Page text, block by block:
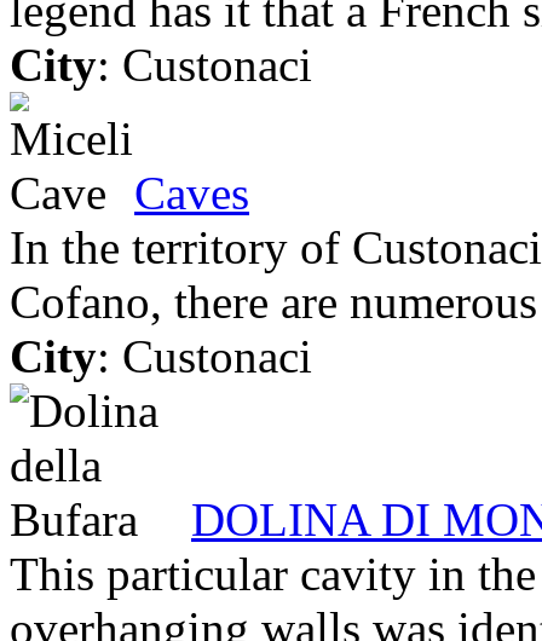
City: Custonaci
Caves
In the territory of
Cofano, there are
City: Custonaci
DOLINA DI
This particular cavity in
overhanging walls was